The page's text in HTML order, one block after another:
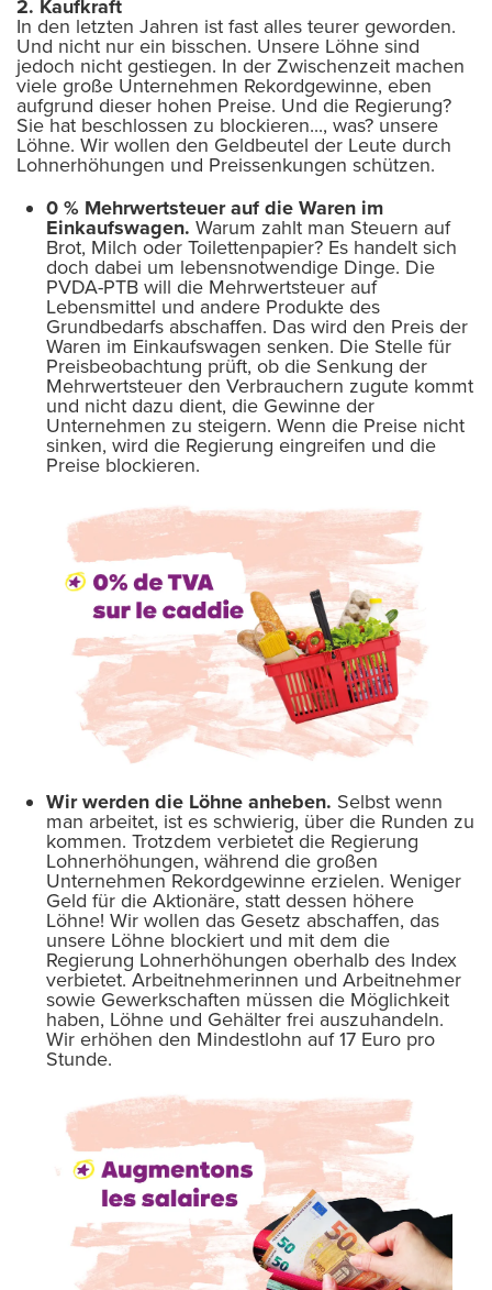
2. Kaufkraft
In den letzten Jahren ist fast alles teurer geworden.
Und nicht nur ein bisschen. Unsere Löhne sind
jedoch nicht gestiegen. In der Zwischenzeit machen
viele große Unternehmen Rekordgewinne, eben
aufgrund dieser hohen Preise. Und die Regierung?
Sie hat beschlossen zu blockieren..., was? unsere
Löhne. Wir wollen den Geldbeutel der Leute durch
Lohnerhöhungen und Preissenkungen schützen.
0 % Mehrwertsteuer auf die Waren im
Einkaufswagen. Warum zahlt man Steuern auf
Brot, Milch oder Toilettenpapier? Es handelt sich
doch dabei um lebensnotwendige Dinge. Die
PVDA-PTB will die Mehrwertsteuer auf
Lebensmittel und andere Produkte des
Grundbedarfs abschaffen. Das wird den Preis der
Waren im Einkaufswagen senken. Die Stelle für
Preisbeobachtung prüft, ob die Senkung der
Mehrwertsteuer den Verbrauchern zugute kommt
und nicht dazu dient, die Gewinne der
Unternehmen zu steigern. Wenn die Preise nicht
sinken, wird die Regierung eingreifen und die
Preise blockieren.
Wir werden die Löhne anheben. Selbst wenn
man arbeitet, ist es schwierig, über die Runden zu
kommen. Trotzdem verbietet die Regierung
Lohnerhöhungen, während die großen
Unternehmen Rekordgewinne erzielen. Weniger
Geld für die Aktionäre, statt dessen höhere
Löhne! Wir wollen das Gesetz abschaffen, das
unsere Löhne blockiert und mit dem die
Regierung Lohnerhöhungen oberhalb des Index
verbietet. Arbeitnehmerinnen und Arbeitnehmer
sowie Gewerkschaften müssen die Möglichkeit
haben, Löhne und Gehälter frei auszuhandeln.
Wir erhöhen den Mindestlohn auf 17 Euro pro
Stunde.